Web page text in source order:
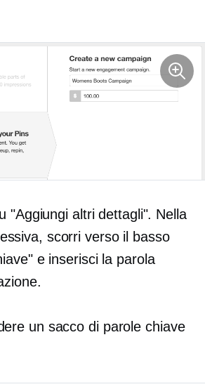
"Aggiungi altri dettagli". Nella
scorri verso il basso
e inserisci la parola
un sacco di parole chiave